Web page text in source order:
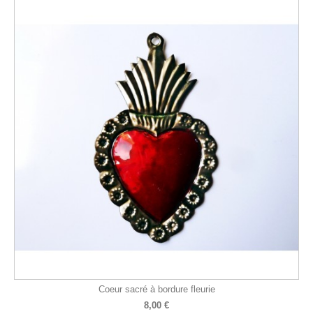
Coeur sacré à bordure fleurie
8,00 €